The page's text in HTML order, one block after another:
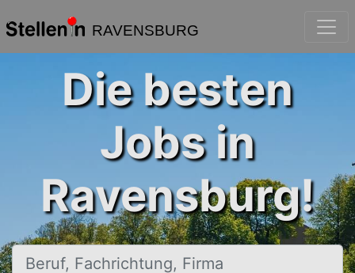
RAVENSBURG
Die besten
Jobs in
Ravensburg!
Beruf, Fachrichtung, Firma